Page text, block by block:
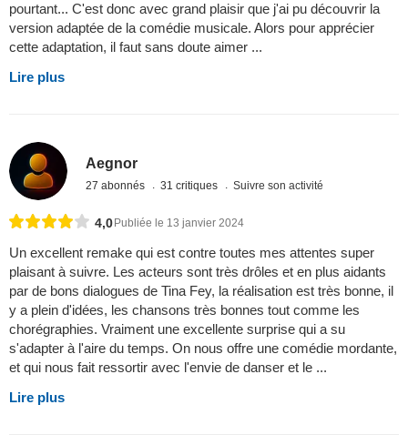
pourtant... C'est donc avec grand plaisir que j'ai pu découvrir la
version adaptée de la comédie musicale. Alors pour apprécier
cette adaptation, il faut sans doute aimer ...
Lire plus
Aegnor
27 abonnés 31 critiques Suivre son activité
4,0 Publiée le 13 janvier 2024
Un excellent remake qui est contre toutes mes attentes super
plaisant à suivre. Les acteurs sont très drôles et en plus aidants
par de bons dialogues de Tina Fey, la réalisation est très bonne, il
y a plein d'idées, les chansons très bonnes tout comme les
chorégraphies. Vraiment une excellente surprise qui a su
s'adapter à l'aire du temps. On nous offre une comédie mordante,
et qui nous fait ressortir avec l'envie de danser et le ...
Lire plus